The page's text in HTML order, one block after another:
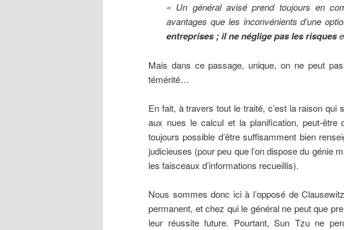
« Un général avisé prend toujours en
avantages que les inconvénients d’une
entreprises ; il ne néglige pas les risques
Mais dans ce passage, unique, on ne peut
témérité…
En fait, à travers tout le traité, c’est la raison
aux nues le calcul et la planification, peut-être
toujours possible d’être suffisamment bien
judicieuses (pour peu que l’on dispose du génie
les faisceaux d’informations recueillis).
Nous sommes donc ici à l’opposé de
permanent, et chez qui le général ne peut que
leur réussite future. Pourtant, Sun Tzu ne